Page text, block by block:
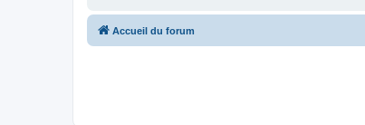
Accueil du forum